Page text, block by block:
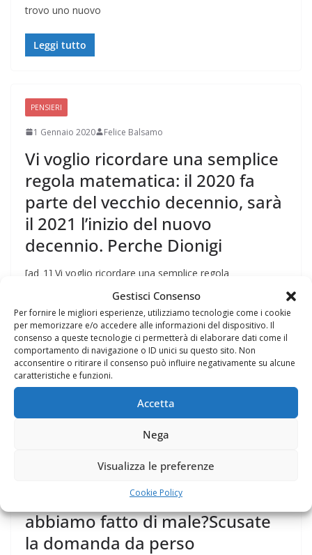
Gestisci Consenso
Per fornire le migliori esperienze, utilizziamo tecnologie come i cookie
per memorizzare e/o accedere alle informazioni del dispositivo. Il
consenso a queste tecnologie ci permetterà di elaborare dati come il
comportamento di navigazione o ID unici su questo sito. Non
acconsentire o ritirare il consenso può influire negativamente su alcune
caratteristiche e funzioni.
Accetta
Nega
Visualizza le preferenze
Cookie Policy
trovo uno nuovo
Leggi tutto
PENSIERI
1 Gennaio 2020 Felice Balsamo
Vi voglio ricordare una semplice
regola matematica: il 2020 fa
parte del vecchio decennio, sarà
il 2021 l’inizio del nuovo
decennio. Perche Dionigi
[ad_1] Vi voglio ricordare una semplice regola
matematica: il 2020 fa parte del vecchio decennio, sarà il
2021 l’inizio del
Leggi tutto
Felice Balsamo
Scusate la domanda da persona
vetusta: Ma perché oggi si dice
“Aperitif” e non “Aperitivo”? Che
abbiamo fatto di male?Scusate
la domanda da perso